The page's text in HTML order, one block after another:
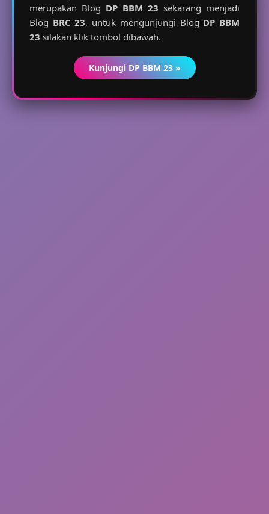
merupakan Blog DP BBM 23 sekarang menjadi
Blog BRC 23, untuk mengunjungi Blog DP BBM
23 silakan klik tombol dibawah.
Kunjungi DP BBM 23 »